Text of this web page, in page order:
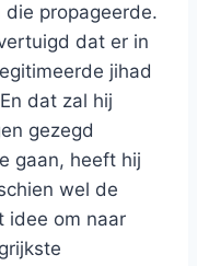
propageerde.
dat er in
jihad
dat zal hij
gezegd
gaan, heeft hij
wel de
idee om naar